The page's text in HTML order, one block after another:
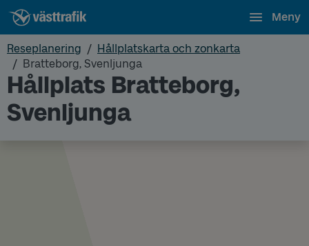
Meny
Reseplanering
Hållplatskarta och zonkarta
Bratteborg, Svenljunga
Hållplats Bratteborg,
Svenljunga